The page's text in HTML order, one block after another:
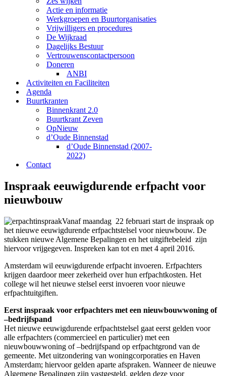
Actie en informatie
Werkgroepen en Buurtorganisaties
Vrijwilligers en procedures
De Wijkraad
Dagelijks Bestuur
Vertrouwenscontactpersoon
Doneren
ANBI
Activiteiten en Faciliteiten
Agenda
Buurtkranten
Binnenkrant 2.0
Buurtkrant Zeven
OpNieuw
d’Oude Binnenstad
d’Oude Binnenstad (2007-
2022)
Contact
Inspraak eeuwigdurende erfpacht voor
nieuwbouw
Vanaf maandag 22 februari start de inspraak op
het nieuwe eeuwigdurende erfpachtstelsel voor nieuwbouw. De
stukken nieuwe Algemene Bepalingen en het uitgiftebeleid zijn
hiervoor vrijgegeven. Inspreken kan tot en met 4 april 2016.
Amsterdam wil eeuwigdurende erfpacht invoeren. Erfpachters
krijgen daardoor meer zekerheid over hun erfpachtkosten. Het
college wil het nieuwe stelsel eerst invoeren voor nieuwe
erfpachtuitgiften.
Eerst inspraak voor erfpachters met een nieuwbouwwoning of
–bedrijfspand
Het nieuwe eeuwigdurende erfpachtstelsel gaat eerst gelden voor
alle erfpachters (commercieel en particulier) met een
nieuwbouwwoning of –bedrijfspand op erfpachtgrond van de
gemeente. Met uitzondering van woningcorporaties en Haven
Amsterdam; hiervoor gelden aparte afspraken. Wanneer de nieuwe
Algemene Bepalingen zijn vastgesteld, gelden deze voor